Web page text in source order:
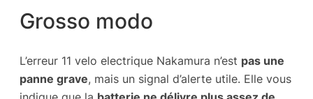
Grosso modo
L’erreur 11 velo electrique Nakamura n’est pas une
panne grave, mais un signal d’alerte utile. Elle vous